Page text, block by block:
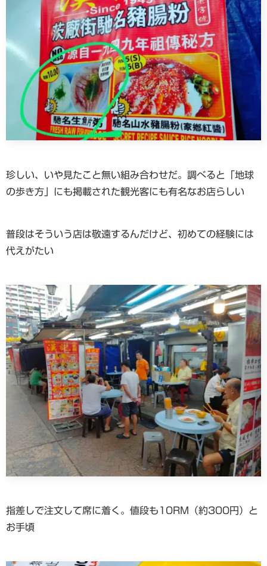
珍しい、いや見たこと無い組み合わせだ。調べると「地球
の歩き方」にも掲載された観光客にも有名なお店らしい
普段はそういう店は敬遠するんだけど、初めての経験には
代えがたい
指差しで注文して席に着く。値段も10RM（約300円）と
お手頃